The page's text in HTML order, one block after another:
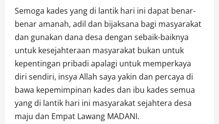
Semoga kades yang di lantik hari ini dapat benar-
benar amanah, adil dan bijaksana bagi masyarakat
dan gunakan dana desa dengan sebaik-baiknya
untuk kesejahteraan masyarakat bukan untuk
kepentingan pribadi apalagi untuk memperkaya
diri sendiri, insya Allah saya yakin dan percaya di
bawa kepemimpinan kades dan ibu kades semua
yang di lantik hari ini masyarakat sejahtera desa
maju dan Empat Lawang MADANI.